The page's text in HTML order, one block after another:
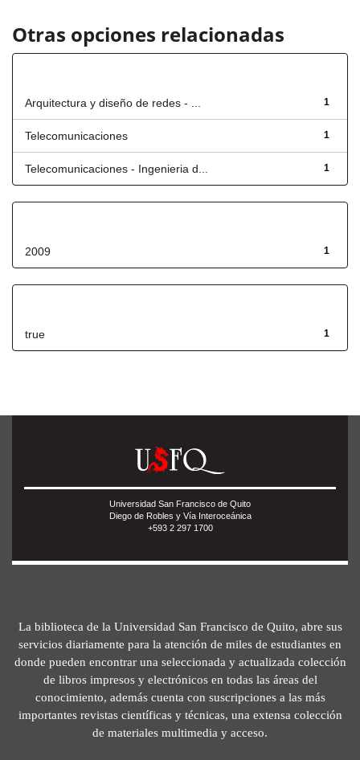
Otras opciones relacionadas
1
Arquitectura y diseño de redes - ...
1
Telecomunicaciones
1
Telecomunicaciones - Ingenieria d...
1
2009
1
true
Universidad San Francisco de Quito
Diego de Robles y Vía Interoceánica
+593 2 297 1700
La biblioteca de la Universidad San Francisco de Quito, abre sus
servicios diariamente para la atención de miles de estudiantes en
donde pueden encontrar una seleccionada y actualizada colección
de libros impresos y electrónicos en todas las áreas del
conocimiento, además cuenta con suscripciones a las más
importantes revistas científicas y técnicas, una extensa colección
de materiales multimedia y acceso.